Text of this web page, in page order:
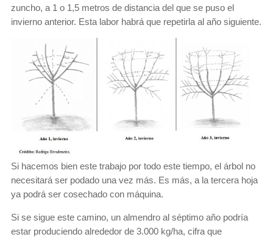
zuncho, a 1 o 1,5 metros de distancia del que se puso el
invierno anterior. Esta labor habrá que repetirla al año siguiente.
Si hacemos bien este trabajo por todo este tiempo, el árbol no
necesitará ser podado una vez más. Es más, a la tercera hoja
ya podrá ser cosechado con máquina.
Si se sigue este camino, un almendro al séptimo año podría
estar produciendo alrededor de 3.000 kg/ha, cifra que